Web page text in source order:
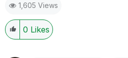
1,605 Views
0 Likes